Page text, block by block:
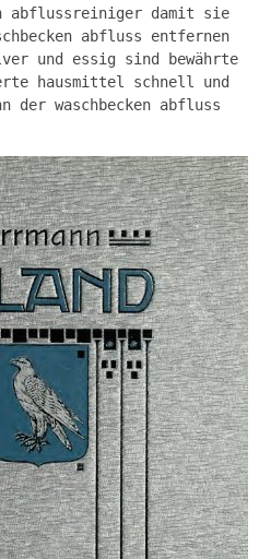
abflussreiniger damit sie
abfluss entfernen
und essig sind bewährte
hausmittel schnell und
der waschbecken abfluss